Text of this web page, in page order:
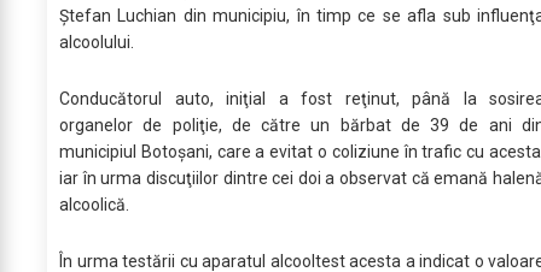
Ştefan Luchian din municipiu, în timp ce se afla sub
alcoolului.
Conducătorul auto, iniţial a fost reţinut, până la
organelor de poliţie, de către un bărbat de 39 de ani
municipiul Botoşani, care a evitat o coliziune în trafic cu
iar în urma discuţiilor dintre cei doi a observat că emană
alcoolică.
În urma testării cu aparatul alcooltest acesta a indicat o